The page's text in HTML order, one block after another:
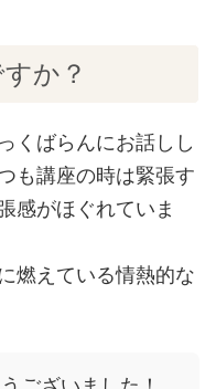
か？
くばらんにお話しし
も講座の時は緊張す
感がほぐれていま
燃えている情熱的な